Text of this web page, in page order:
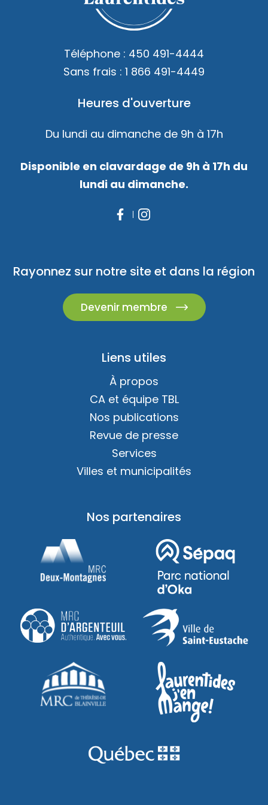
Téléphone : 450 491-4444
Sans frais : 1 866 491-4449
Heures d'ouverture
Du lundi au dimanche de 9h à 17h
Disponible en clavardage de 9h à 17h du
lundi au dimanche.
Rayonnez sur notre site et dans la région
Devenir membre
Liens utiles
À propos
CA et équipe TBL
Nos publications
Revue de presse
Services
Villes et municipalités
Nos partenaires